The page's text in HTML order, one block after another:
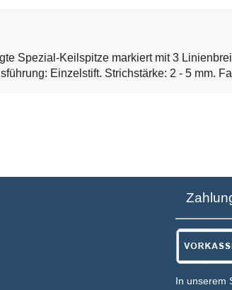
Spezial-Keilspitze markiert mit 3
Einzelstift. Strichstärke: 2 - 5 mm.
In unserem